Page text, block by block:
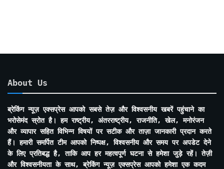
About Us
ब्रेकिंग न्यूज़ एक्सप्रेस आपको सबसे तेज़ और विश्वसनीय खबरें पहुंचाने का
भरोसेमंद स्रोत है। हम राष्ट्रीय, अंतरराष्ट्रीय, राजनीति, खेल, मनोरंजन
और व्यापार सहित विभिन्न विषयों पर सटीक और ताज़ा जानकारी प्रदान करते
हैं। हमारी समर्पित टीम आपको निष्पक्ष, विश्वसनीय और समय पर अपडेट देने
के लिए प्रतिबद्ध है, ताकि आप हर महत्वपूर्ण घटना से हमेशा जुड़े रहें। तेज़ी
और विश्वसनीयता के साथ, ब्रेकिंग न्यूज़ एक्सप्रेस आपको हमेशा एक कदम